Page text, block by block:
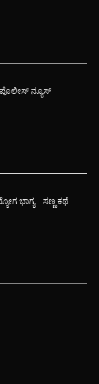
ಪೊಲೀಸ್ ನ್ಯೂಸ್
ಭಾಗ್ಯ
ಸಣ್ಣ ಕಥೆ